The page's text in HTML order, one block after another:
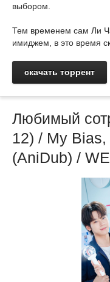
выбором.
Тем временем сам Ли
имиджем, в это время
скачать торрент
Любимый
12) / My
(AniDub) /